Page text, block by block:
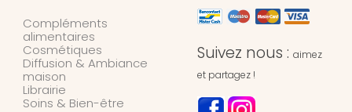
Compléments
alimentaires
Cosmétiques
Diffusion & Ambiance
maison
Librairie
Soins & Bien-être
Suivez nous : aimez
et partagez !